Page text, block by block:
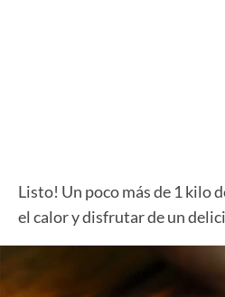
Listo! Un poco más de 1 kilo
el calor y disfrutar de un